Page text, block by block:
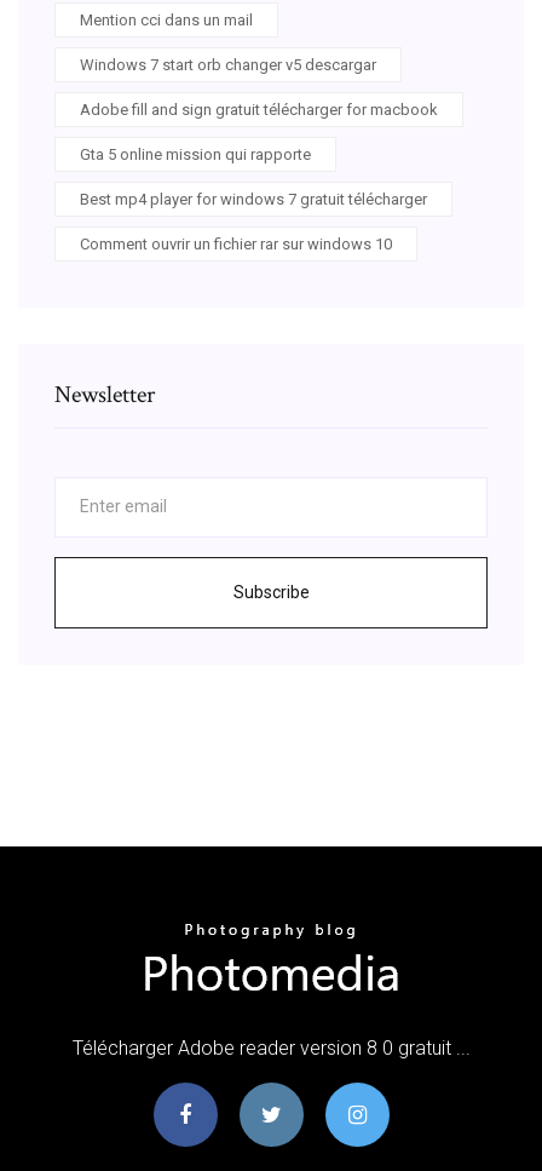
Mention cci dans un mail
Windows 7 start orb changer v5 descargar
Adobe fill and sign gratuit télécharger for macbook
Gta 5 online mission qui rapporte
Best mp4 player for windows 7 gratuit télécharger
Comment ouvrir un fichier rar sur windows 10
Newsletter
Subscribe
Télécharger Adobe reader version 8 0 gratuit ...